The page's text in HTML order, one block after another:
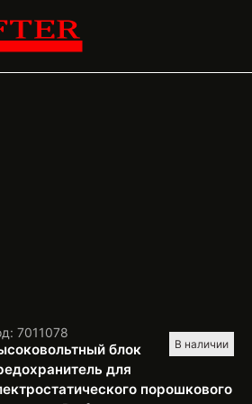
В наличии
7011078
блок
для
порошкового